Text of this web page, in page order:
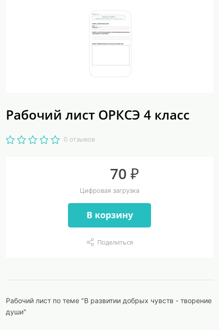
Рабочий лист ОРКСЭ 4 класс
0 отзывов
70 ₽
Цифровая загрузка
В корзину
Поделиться
Рабочий лист по теме "В развитии добрых чувств - творение
души"